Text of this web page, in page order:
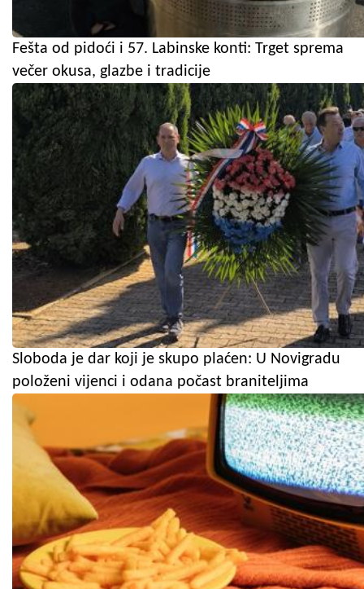
Fešta od pidoći i 57. Labinske konti: Trget sprema
večer okusa, glazbe i tradicije
Sloboda je dar koji je skupo plaćen: U Novigradu
položeni vijenci i odana počast braniteljima